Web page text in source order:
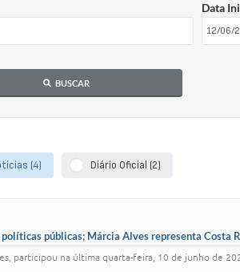
Data
BUSCAR
(4) Diário Oficial (2)
públicas; Márcia Alves representa Costa
participou na última quarta-feira, 10 de junho de